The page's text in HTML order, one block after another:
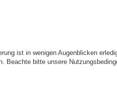
ist in wenigen Augenblicken
bitte unsere